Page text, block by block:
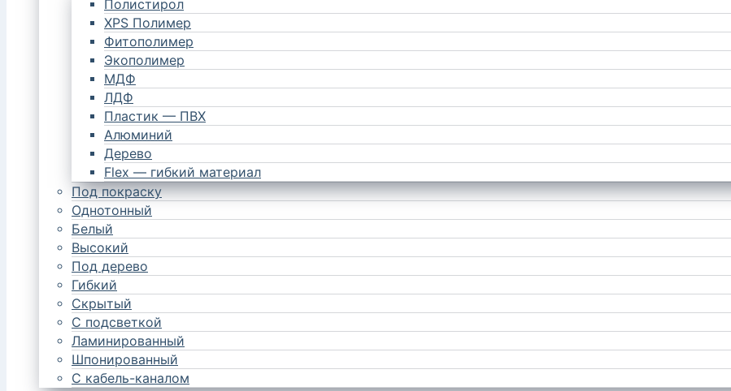
Полистирол
XPS Полимер
Фитополимер
Экополимер
МДФ
ЛДФ
Пластик — ПВХ
Алюминий
Дерево
Flex — гибкий материал
Под покраску
Однотонный
Белый
Высокий
Под дерево
Гибкий
Скрытый
С подсветкой
Ламинированный
Шпонированный
С кабель-каналом